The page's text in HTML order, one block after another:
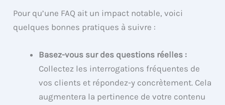
Pour qu’une FAQ ait un impact notable, voici
quelques bonnes pratiques à suivre :
Basez-vous sur des questions réelles :
Collectez les interrogations fréquentes de
vos clients et répondez-y concrètement. Cela
augmentera la pertinence de votre contenu